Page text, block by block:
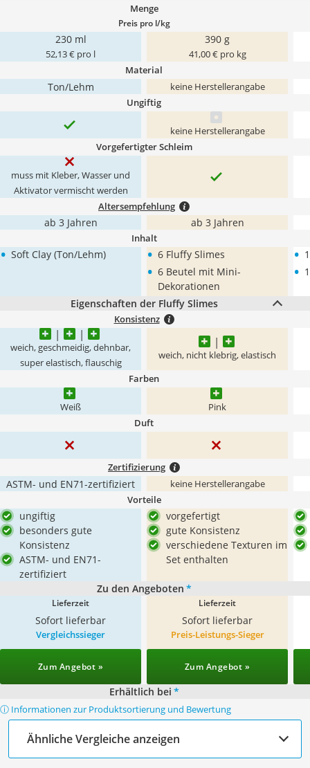
Menge
Preis pro l/kg
230 ml
52,13 € pro l
390 g
41,00 € pro kg
Material
Ton/Lehm keine Herstellerangabe
Ungiftig
keine Herstellerangabe
Vorgefertigter Schleim
muss mit Kleber, Wasser und
Aktivator vermischt werden
Altersempfehlung
ab 3 Jahren ab 3 Jahren
Inhalt
• Soft Clay (Ton/Lehm) • 6 Fluffy Slimes
• 6 Beutel mit Mini-
Dekorationen
•
•
Eigenschaften der Fluffy Slimes
Konsistenz
weich, geschmeidig, dehnbar,
super elastisch, flauschig
weich, nicht klebrig, elastisch
Farben
Weiß Pink
Duft
Zertifizierung
ASTM- und EN71-zertifiziert keine Herstellerangabe
Vorteile
ungiftig
besonders gute
Konsistenz
ASTM- und EN71-
zertifiziert
vorgefertigt
gute Konsistenz
verschiedene Texturen im
Set enthalten
Zu den Angeboten *
Lieferzeit
Sofort lieferbar
Lieferzeit
Sofort lieferbar
Vergleichssieger
Zum Angebot »
Preis-Leistungs-Sieger
Zum Angebot »
Erhältlich bei *
ⓘ Informationen zur Produktsortierung und Bewertung
Ähnliche Vergleiche anzeigen